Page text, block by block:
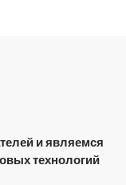
и являемся
технологий